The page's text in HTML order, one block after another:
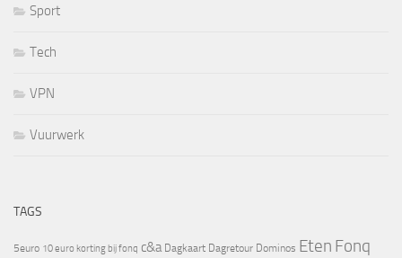
Sport
Tech
VPN
Vuurwerk
TAGS
5euro 10 euro korting bij fonq c&a Dagkaart Dagretour Dominos Eten Fonq